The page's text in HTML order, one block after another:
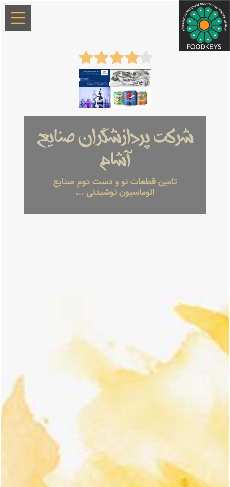
شرکت پردازشگران صنایع
آشام
تامین قطعات نو و دست دوم صنایع
اتوماسیون نوشیدنی ...